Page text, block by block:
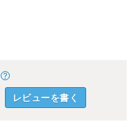
レビューを書く